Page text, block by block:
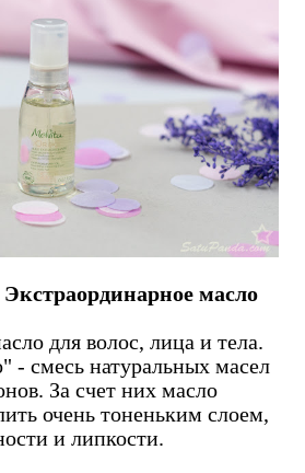
масло
для волос, лица и тела.
- смесь натуральных масел
За счет них масло
очень тоненьким слоем,
и липкости.